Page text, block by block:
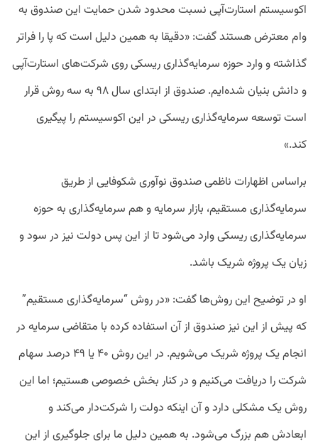
اکوسیستم استارت‌آپی نسبت محدود شدن حمایت این صندوق به
وام معترض هستند گفت: «دقیقا به همین دلیل است که پا را فراتر
گذاشته و وارد حوزه سرمایه‌گذاری ریسکی روی شرکت‌های استارت‌‌آپی
و دانش بنیان شده‌ایم. صندوق از ابتدای سال ۹۸ به سه روش قرار
است توسعه سرمایه‌گذاری ریسکی در این اکوسیستم را پیگیری
کند.»
براساس اظهارات ناظمی صندوق نوآوری شکوفایی از طریق
سرمایه‌گذاری مستقیم، بازار سرمایه و هم سرمایه‌گذاری به حوزه
سرمایه‌گذاری ریسکی وارد می‌شود تا از این پس دولت نیز در سود و
زیان یک پروژه شریک باشد.
او در توضیح این روش‌ها گفت‌: «در روش “سرمایه‌گذاری مستقیم”
که پیش از این نیز صندوق از آن استفاده کرده با متقاضی سرمایه در
انجام یک پروژه شریک می‌شویم. در این روش ۴۰ یا ۴۹ درصد سهام
شرکت را دریافت می‌کنیم و در کنار بخش خصوصی هستیم؛ اما این
روش یک مشکلی دارد و آن اینکه دولت را شرکت‌دار می‌کند و
ابعادش هم بزرگ می‌شود. به همین دلیل ما برای جلوگیری از این